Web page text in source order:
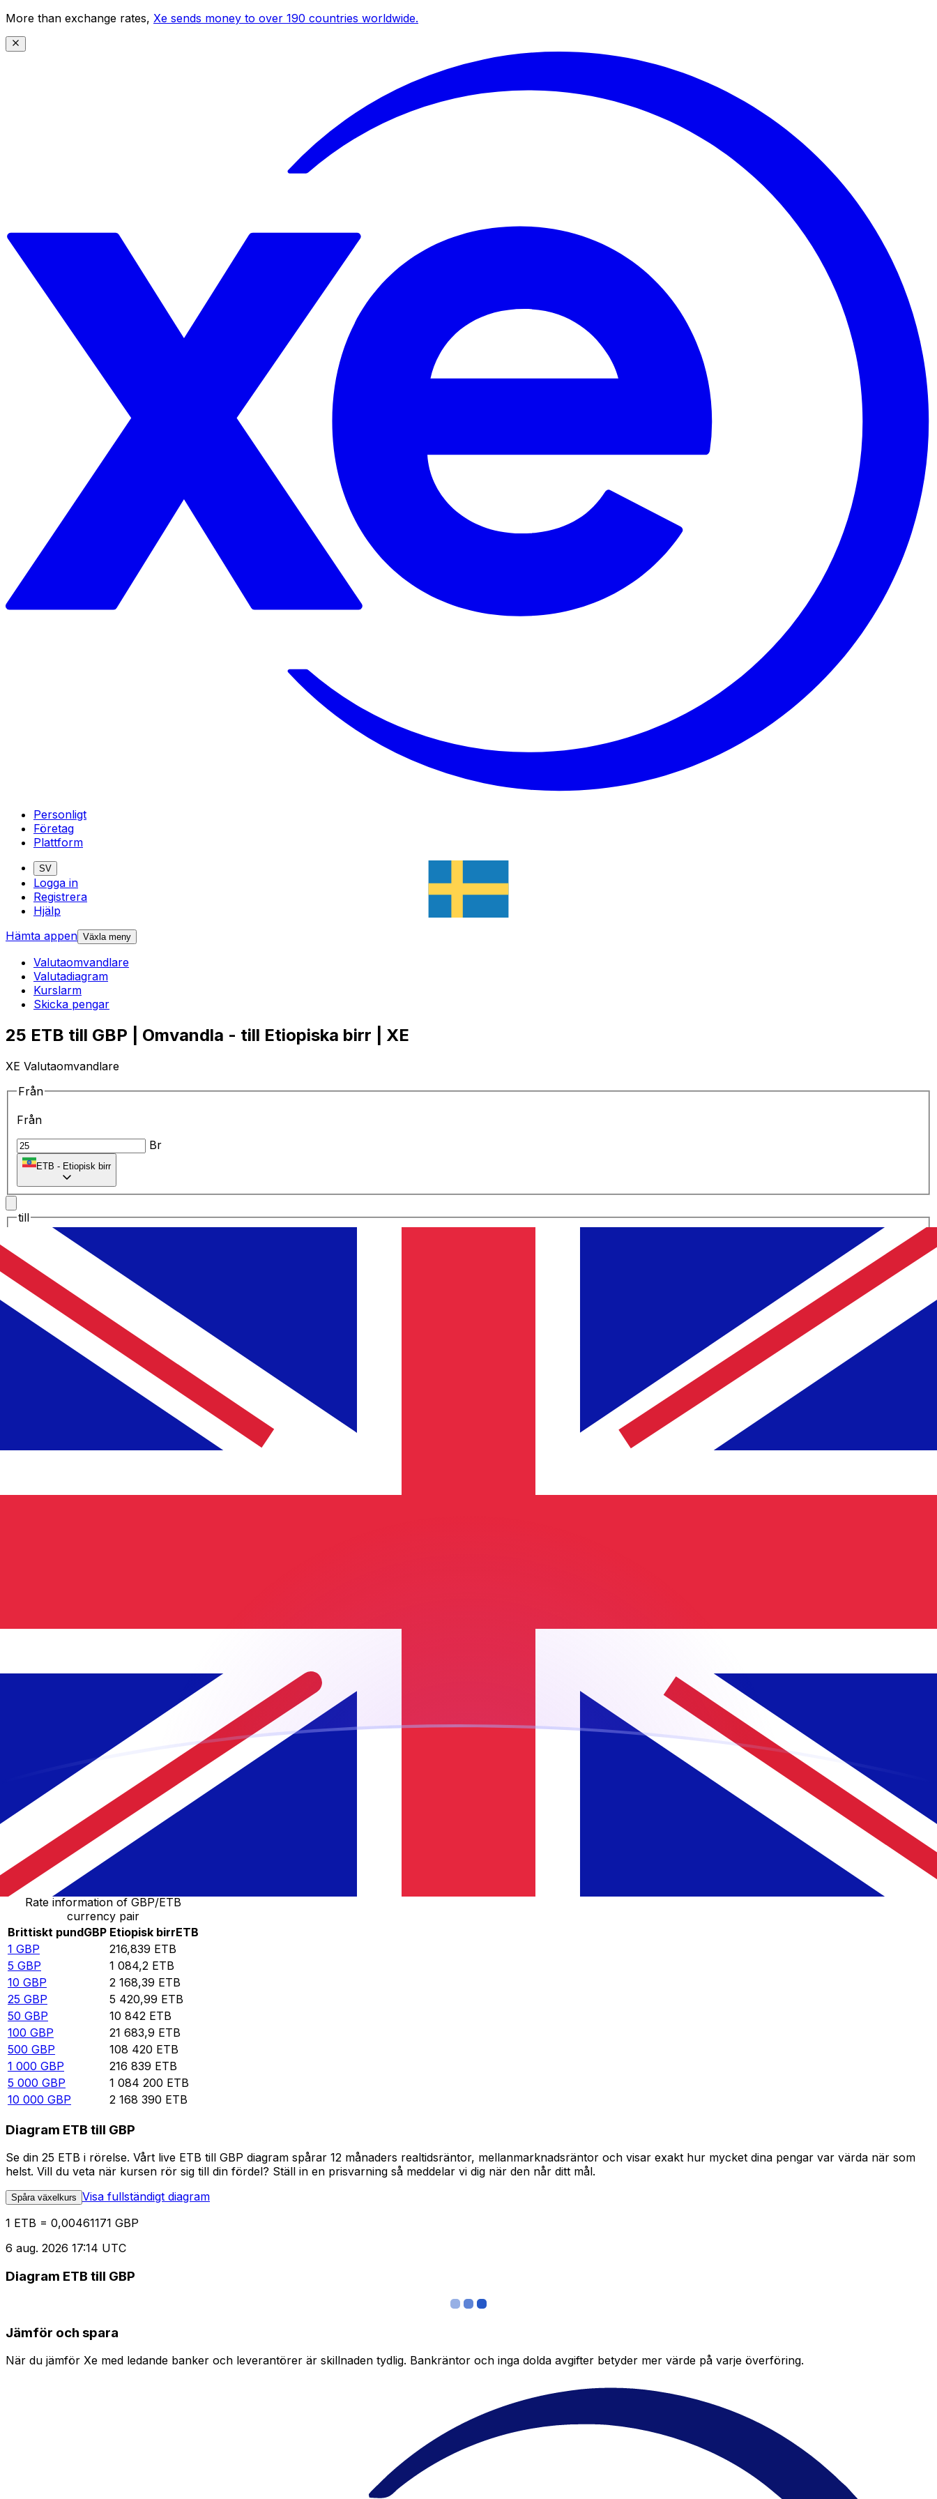
More than exchange rates, Xe sends money to over 190 countries worldwide.
Personligt
Företag
Plattform
SV
Logga in
Registrera
Hjälp
Hämta appen Växla meny
Valutaomvandlare
Valutadiagram
Kurslarm
Skicka pengar
25 ETB till GBP | Omvandla - till Etiopiska birr | XE
XE Valutaomvandlare
Från
Från
Br
ETB - Etiopisk birr
till
GBP Brittiskt pund
= 004611
GBP
Mittkurs vid 17:14 UTC
Prata med en valutaexpert idag.Vi kan slå konkurrenternas kurser.
Etiopisk birrETB Brittiskt pundGBP
GBP
0,0461171
0,115293
0,230585
GBP
0,461171 GBP
ETB 2,30585
GBP
1 000
4,61171 GBP
23,0585
GBP
ETB 46,1171
Omvandla Brittiskt pund till Etiopisk birr
Rate information of GBP/ETB
currency pair
Brittiskt pundGBP Etiopisk birrETB
1 GBP 216,839 ETB
5 GBP 1 084,2 ETB
10 GBP 2 168,39 ETB
25 GBP 5 420,99 ETB
50 GBP 10 842 ETB
100 GBP 21 683,9 ETB
500 GBP 108 420 ETB
1 000 GBP 216 839 ETB
5 000 GBP 1 084 200 ETB
10 000 GBP 2 168 390 ETB
Diagram ETB till GBP
Se din 25 ETB i rörelse. Vårt live ETB till GBP diagram spårar 12 månaders realtidsräntor, mellanmarknadsräntor och visar exakt hur mycket dina pengar var värda när som
helst. Vill du veta när kursen rör sig till din fördel? Ställ in en prisvarning så meddelar vi dig när den når ditt mål.
Spåra växelkurs Visa fullständigt diagram
1 ETB = 0,00461171 GBP
6 aug. 2026 17:14 UTC
Diagram ETB till GBP
Jämför och spara
När du jämför Xe med ledande banker och leverantörer är skillnaden tydlig. Bankräntor och inga dolda avgifter betyder mer värde på varje överföring.